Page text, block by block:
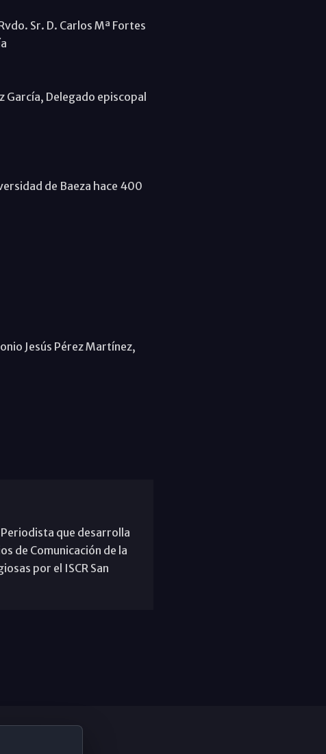
Sr. D. Carlos Mª Fortes
García, Delegado episcopal
de Baeza hace 400
Jesús Pérez Martínez,
que desarrolla
de Comunicación de la
por el ISCR San